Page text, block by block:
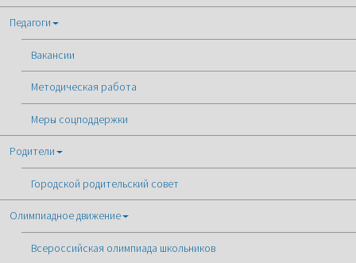
Педагоги
Вакансии
Методическая работа
Меры соцподдержки
Родители
Городской родительский совет
Олимпиадное движение
Всероссийская олимпиада школьников